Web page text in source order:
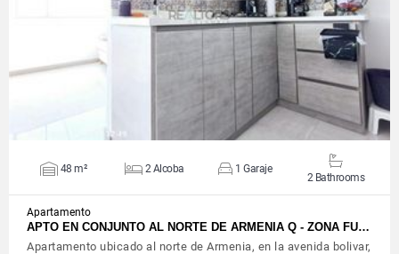
VIEW DETAILS
48 m² 2 Alcoba 1 Garaje
2 Bathrooms
Apartamento
APTO EN CONJUNTO AL NORTE DE ARMENIA Q - ZONA FU…
Apartamento ubicado al norte de Armenia, en la avenida bolivar,